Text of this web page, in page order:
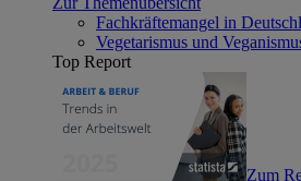
Fachkräftemangel in
Vegetarismus und
Top Report
Zum